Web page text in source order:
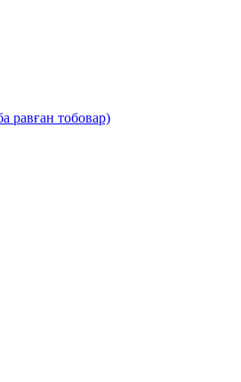
равған тобовар)